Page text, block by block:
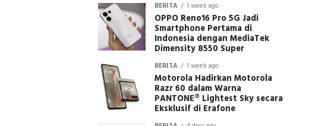
BERITA 1 week ago
OPPO Reno16 Pro 5G Jadi
Smartphone Pertama di
Indonesia dengan MediaTek
Dimensity 8550 Super
BERITA 1 week ago
Motorola Hadirkan Motorola
Razr 60 dalam Warna
PANTONE® Lightest Sky secara
Eksklusif di Erafone